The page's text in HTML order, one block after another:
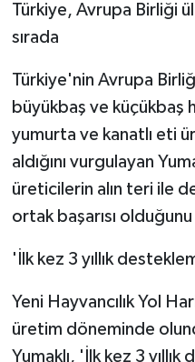
Türkiye, Avrupa Birliği
sırada
Türkiye'nin Avrupa
büyükbaş ve küçükbaş
yumurta ve kanatlı eti
aldığını vurgulayan
üreticilerin alın teri ile
ortak başarısı
'İlk kez 3 yıllık
Yeni Hayvancılık Yol
üretim döneminde
Yumaklı, 'İlk kez 3